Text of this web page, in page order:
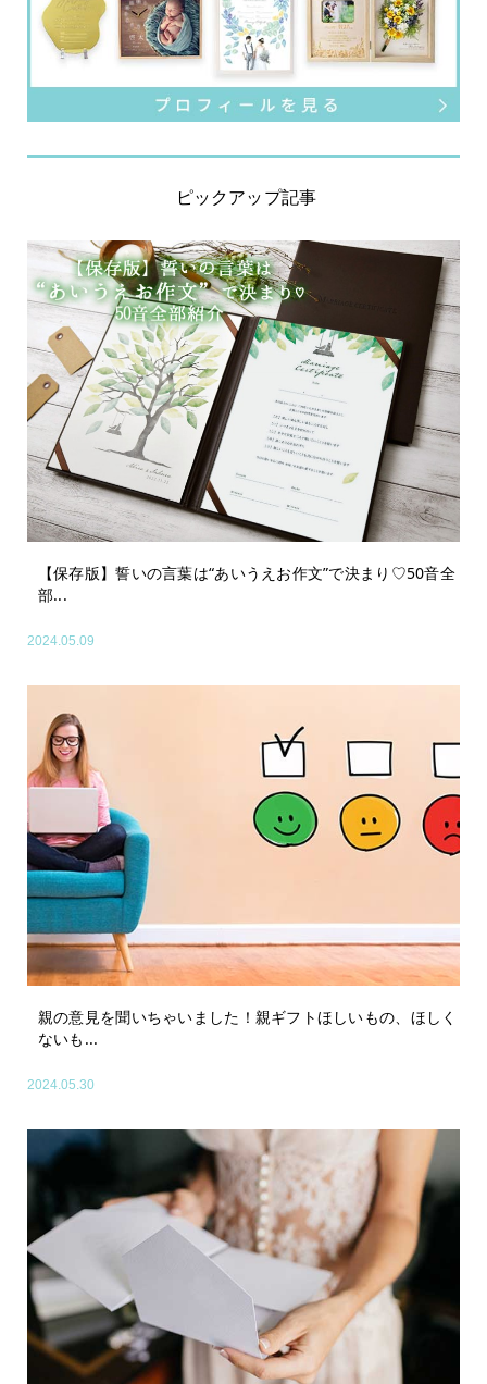
ピックアップ記事
【保存版】誓いの言葉は“あいうえお作文”で決まり♡50音全
部...
2024.05.09
親の意見を聞いちゃいました！親ギフトほしいもの、ほしく
ないも...
2024.05.30